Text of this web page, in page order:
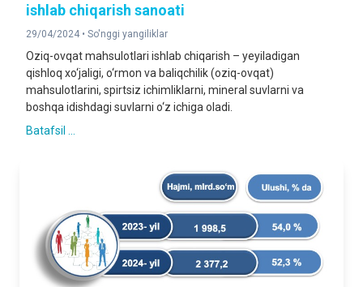
ishlab chiqarish sanoati
29/04/2024 • So'nggi yangiliklar
Oziq-ovqat mahsulotlari ishlab chiqarish – yeyiladigan
qishloq xo‘jaligi, o‘rmon va baliqchilik (oziq-ovqat)
mahsulotlarini, spirtsiz ichimliklarni, mineral suvlarni va
boshqa idishdagi suvlarni o‘z ichiga oladi.
Batafsil ...